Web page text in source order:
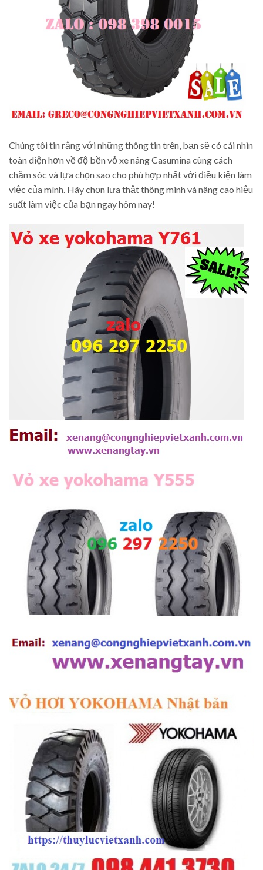
Chúng tôi tin rằng với những thông tin trên, bạn sẽ có cái nhìn
toàn diện hơn về độ bền vỏ xe nâng Casumina cùng cách
chăm sóc và lựa chọn sao cho phù hợp nhất với điều kiện làm
việc của mình. Hãy chọn lựa thật thông minh và nâng cao hiệu
suất làm việc của bạn ngay hôm nay!